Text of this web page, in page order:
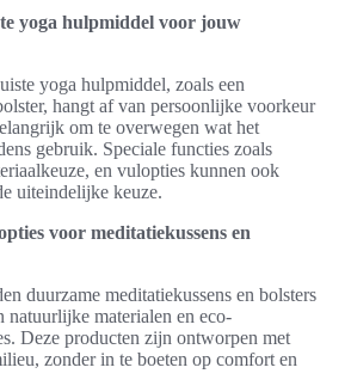
yoga hulpmiddel voor jouw
yoga hulpmiddel, zoals een
hangt af van persoonlijke voorkeur
om te overwegen wat het
gebruik. Speciale functies zoals
en vulopties kunnen ook
uiteindelijke keuze.
voor meditatiekussens en
duurzame meditatiekussens en bolsters
natuurlijke materialen en eco-
Deze producten zijn ontworpen met
zonder in te boeten op comfort en